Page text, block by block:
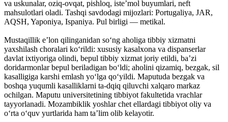
va uskunalar, oziq-ovqat, pishloq, isteʼmol buyumlari, neft
mahsulotlari oladi. Tashqi savdodagi mijozlari: Portugaliya, JAR,
AQSH, Yaponiya, Ispaniya. Pul birligi — metikal.
Mustaqillik eʼlon qilinganidan soʻng aholiga tibbiy xizmatni
yaxshilash choralari koʻrildi: xususiy kasalxona va dispanserlar
davlat ixtiyoriga olindi, bepul tibbiy xizmat joriy etildi, baʼzi
doridarmonlar bepul beriladigan boʻldi; aholini qizamiq, bezgak, sil
kasalligiga karshi emlash yoʻlga qoʻyildi. Maputuda bezgak va
boshqa yuqumli kasalliklarni ta-dqiq qiluvchi xalqaro markaz
ochilgan. Maputu universitetining tibbiyot fakultetida vrachlar
tayyorlanadi. Mozambiklik yoshlar chet ellardagi tibbiyot oliy va
oʻrta oʻquv yurtlarida ham taʼlim olib kelayotir.